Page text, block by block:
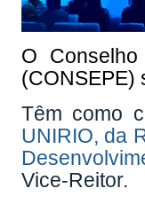
O
(CONSEPE)
Têm como
UNIRIO, da
Vice-Reitor.